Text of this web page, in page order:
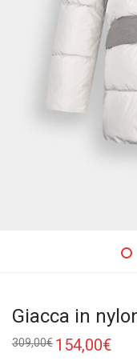
Giacca in
309,00€ Il
prezzo
154,00€